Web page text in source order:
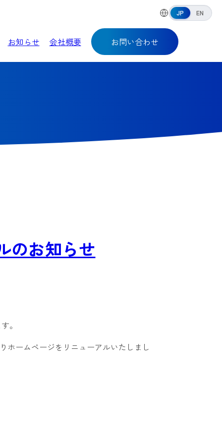
JP EN
お知らせ 会社概要 お問い合わせ
のお知らせ
。
ホームページをリニューアルいたしまし